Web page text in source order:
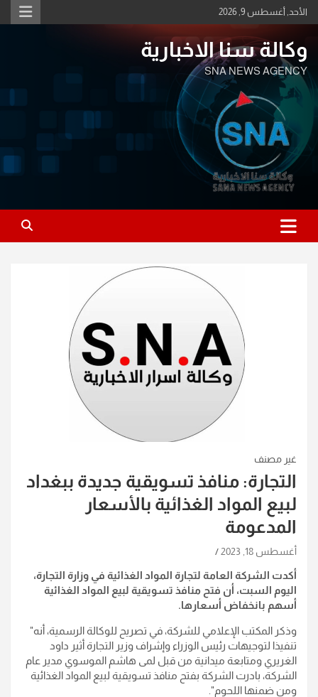
Skip
to
الأحد, أغسطس 9, 2026
وكالة سنا الاخبارية
SNA NEWS AGENCY
غير مصنف
التجارة: منافذ تسويقية جديدة ببغداد
لبيع المواد الغذائية بالأسعار
المدعومة
أغسطس 18, 2023
أكدت الشركة العامة لتجارة المواد الغذائية في وزارة التجارة،
اليوم السبت، أن فتح منافذ تسويقية لبيع المواد الغذائية
أسهم بانخفاض أسعارها.
وذكر المكتب الإعلامي للشركة، في تصريح للوكالة الرسمية، أنه"
تنفيذا لتوجيهات رئيس الوزراء وإشراف وزير التجارة أثير داود
الغريري ومتابعة ميدانية من قبل لمى هاشم الموسوي مدير عام
الشركة، بادرت الشركة بفتح منافذ تسويقية لبيع المواد الغذائية
ومن ضمنها اللحوم".